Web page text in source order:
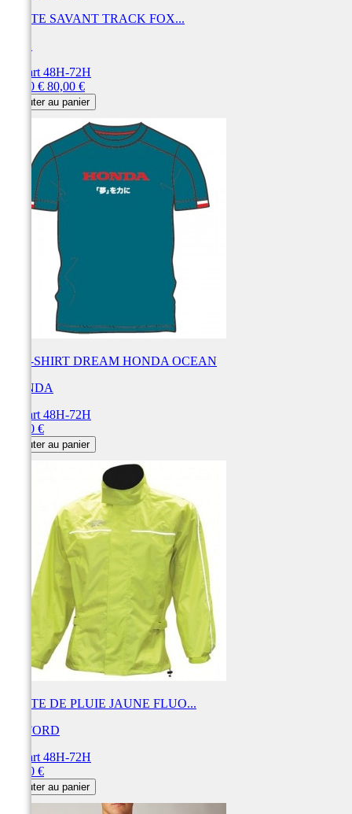
VESTE SAVANT TRACK FOX...
Départ 48H-72H
48,00 € Prix
de
base
80,00 €
Ajouter au panier
TEE-SHIRT DREAM HONDA OCEAN
HONDA
Départ 48H-72H
42,00 €
Ajouter au panier
VESTE DE PLUIE JAUNE FLUO...
OXFORD
Départ 48H-72H
39,90 €
Ajouter au panier